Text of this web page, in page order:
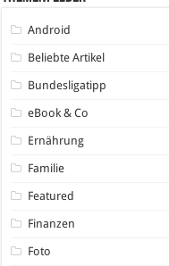
Android
Beliebte Artikel
Bundesligatipp
eBook & Co
Ernährung
Familie
Featured
Finanzen
Foto